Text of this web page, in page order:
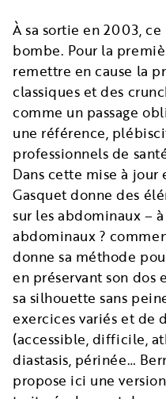
À sa sortie en 2003,
bombe. Pour la
remettre en cause la
classiques et des
comme un passage
une référence,
professionnels de
Dans cette mise à
Gasquet donne des
sur les abdominaux –
abdominaux ?
donne sa méthode
en préservant son
sa silhouette sans
exercices variés et de
(accessible, difficile,
diastasis, périnée…
propose ici une